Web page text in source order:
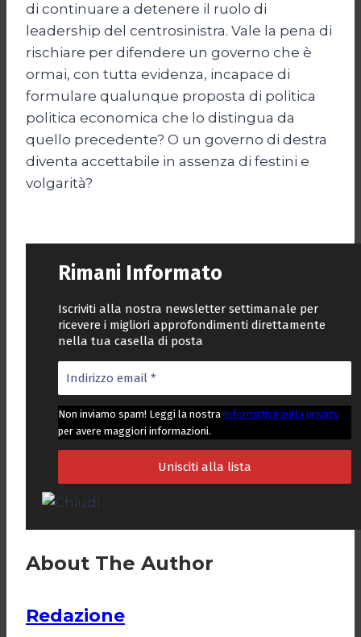
di continuare a detenere il ruolo di
leadership del centrosinistra. Vale la pena di
rischiare per difendere un governo che è
ormai, con tutta evidenza, incapace di
formulare qualunque proposta di politica
politica economica che lo distingua da
quello precedente? O un governo di destra
diventa accettabile in assenza di festini e
volgarità?
Rimani Informato
Iscriviti alla nostra newsletter settimanale per
ricevere i migliori approfondimenti direttamente
nella tua casella di posta
Non inviamo spam! Leggi la nostra Informativa sulla privacy
per avere maggiori informazioni.
About The Author
Redazione